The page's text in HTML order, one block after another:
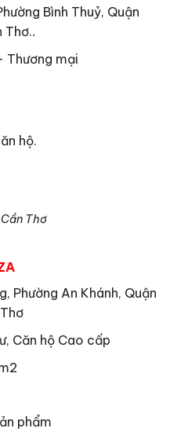
Bình Thuỷ, Quận
Thơ..
Thương mại
hộ.
Thơ
Phường An Khánh, Quận
Căn hộ Cao cấp
phẩm